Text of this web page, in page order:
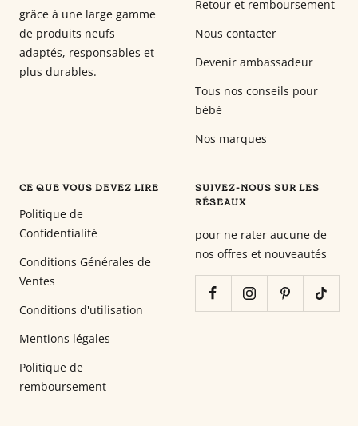
grâce à une large gamme
de produits neufs
adaptés, responsables et
plus durables.
Retour et remboursement
Nous contacter
Devenir ambassadeur
Tous nos conseils pour
bébé
Nos marques
CE QUE VOUS DEVEZ LIRE
Politique de
Confidentialité
Conditions Générales de
Ventes
Conditions d'utilisation
Mentions légales
Politique de
remboursement
SUIVEZ-NOUS SUR LES
RÉSEAUX
pour ne rater aucune de
nos offres et nouveautés